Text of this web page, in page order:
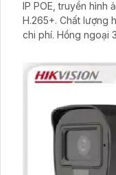
IP POE, truyền hình
H.265+. Chất lượng hình FULL HD 1080P, sắc nét, tiết kiệm
chi phí. Hồng